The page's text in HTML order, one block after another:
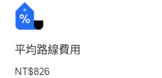
平均路線費用
NT$826